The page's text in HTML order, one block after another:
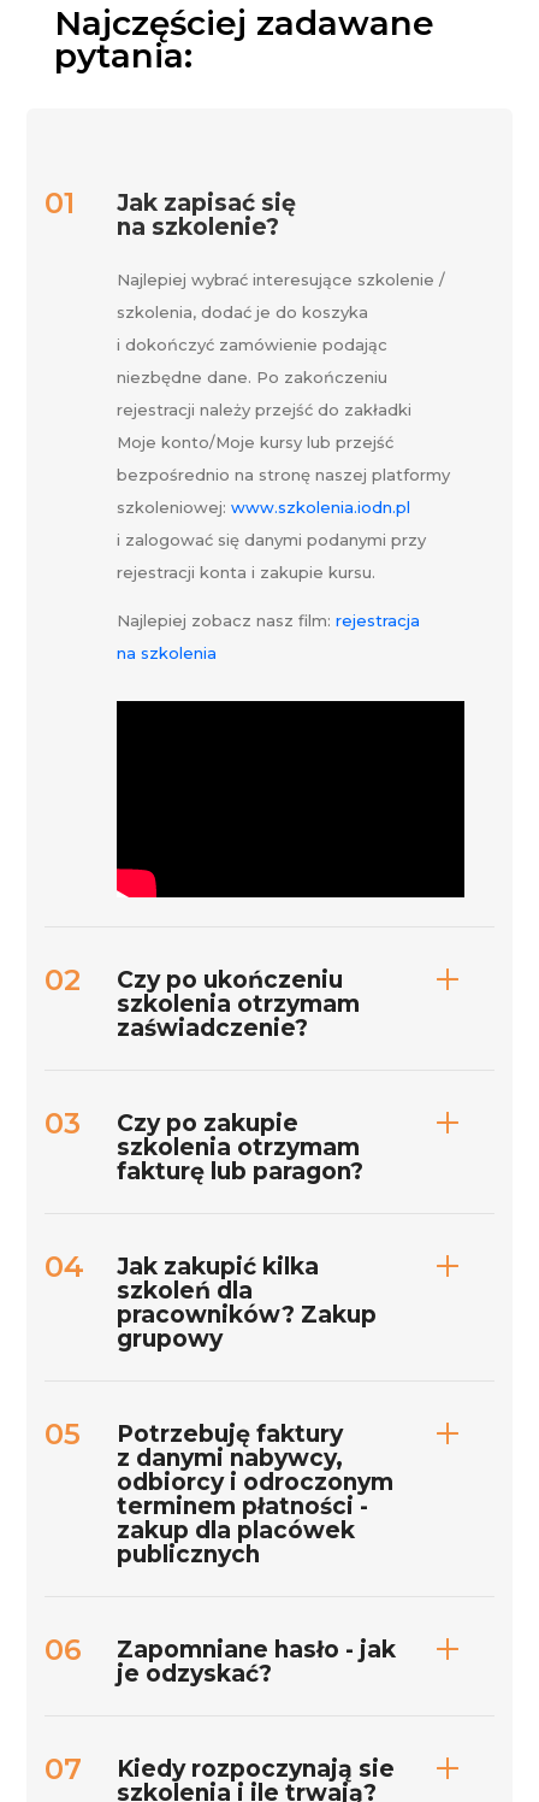
Najczęściej zadawane
pytania:
Jak zapisać się
na szkolenie?
Najlepiej wybrać interesujące szkolenie /
szkolenia, dodać je do koszyka
i dokończyć zamówienie podając
niezbędne dane. Po zakończeniu
rejestracji należy przejść do zakładki
Moje konto/Moje kursy lub przejść
bezpośrednio na stronę naszej platformy
szkoleniowej:www.szkolenia.iodn.pl
i zalogować się danymi podanymi przy
rejestracji konta i zakupie kursu.
Najlepiej zobacz nasz film:rejestracja
na szkolenia
Czy po ukończeniu
szkolenia otrzymam
zaświadczenie?
Czy po zakupie
szkolenia otrzymam
fakturę lub paragon?
Jak zakupić kilka
szkoleń dla
pracowników? Zakup
grupowy
Potrzebuję faktury
z danymi nabywcy,
odbiorcy i odroczonym
terminem płatności -
zakup dla placówek
publicznych
Zapomniane hasło - jak
je odzyskać?
Kiedy rozpoczynają sie
szkolenia i ile trwają?